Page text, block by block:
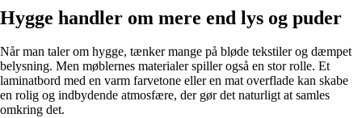
Hygge handler om mere end lys og puder
Når man taler om hygge, tænker mange på bløde tekstiler og dæmpet
belysning. Men møblernes materialer spiller også en stor rolle. Et
laminatbord med en varm farvetone eller en mat overflade kan skabe
en rolig og indbydende atmosfære, der gør det naturligt at samles
omkring det.